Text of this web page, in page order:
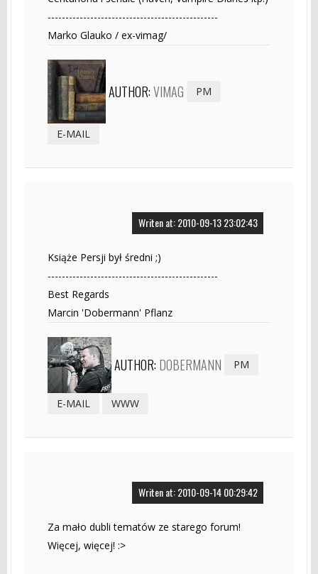
------------------------------------------------
Marko Glauko / ex-vimag/
AUTHOR:VIMAG PM
E-MAIL
Writen at: 2010-09-13 23:02:43
Książe Persji był średni ;)
------------------------------------------------
Best Regards
Marcin 'Dobermann' Pflanz
AUTHOR: DOBERMANN PM
E-MAIL WWW
Writen at: 2010-09-14 00:29:42
Za mało dubli tematów ze starego forum!
Więcej, więcej! :>